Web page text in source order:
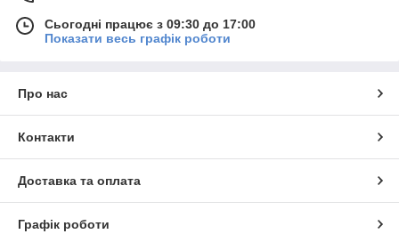
Сьогодні працює з 09:30 до 17:00
Показати весь графік роботи
Про нас
Контакти
Доставка та оплата
Графік роботи